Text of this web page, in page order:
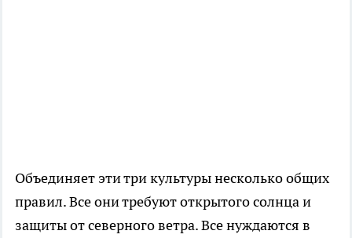
Объединяет эти три культуры несколько общих
правил. Все они требуют открытого солнца и
защиты от северного ветра. Все нуждаются в